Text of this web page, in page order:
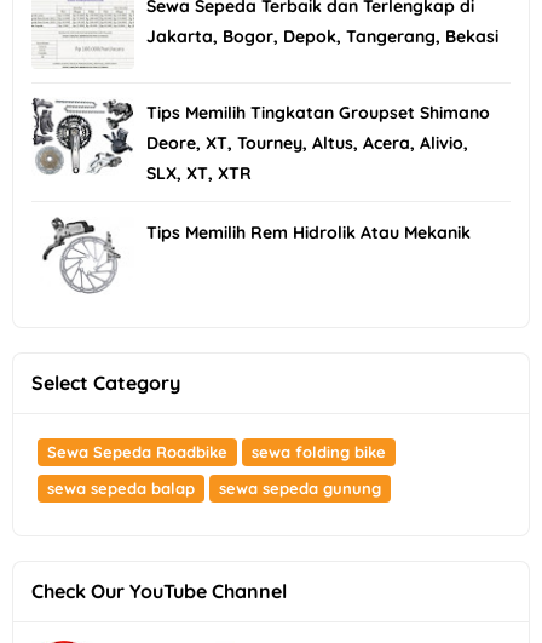
Sewa Sepeda Terbaik dan Terlengkap di
Jakarta, Bogor, Depok, Tangerang, Bekasi
Tips Memilih Tingkatan Groupset Shimano
Deore, XT, Tourney, Altus, Acera, Alivio,
SLX, XT, XTR
Tips Memilih Rem Hidrolik Atau Mekanik
Select Category
Sewa Sepeda Roadbike
sewa folding bike
sewa sepeda balap
sewa sepeda gunung
Check Our YouTube Channel